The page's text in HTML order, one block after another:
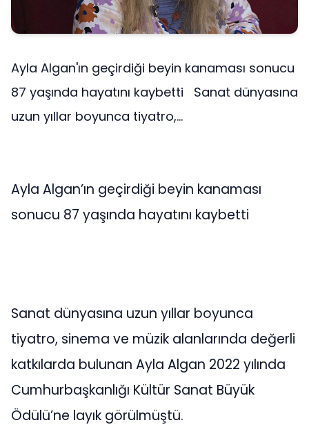
Ayla Algan'ın geçirdiği beyin kanaması sonucu
87 yaşında hayatını kaybetti Sanat dünyasına
uzun yıllar boyunca tiyatro,...
Ayla Algan’ın geçirdiği beyin kanaması
sonucu 87 yaşında hayatını kaybetti
Sanat dünyasına uzun yıllar boyunca
tiyatro, sinema ve müzik alanlarında değerli
katkılarda bulunan Ayla Algan 2022 yılında
Cumhurbaşkanlığı Kültür Sanat Büyük
Ödülü’ne layık görülmüştü.